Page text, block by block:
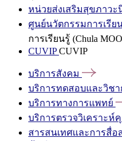
หน่วยส่งเสริมสุขภาวะ
ศูนย์นวัตกรรมการเรียน
การเรียนรู้ (Chula
CUVIPCUVIP
บริการสังคม
บริการทดสอบและวิชา
บริการทางการแพทย์
บริการตรวจวิเคราะห์
สารสนเทศและการสื่อ